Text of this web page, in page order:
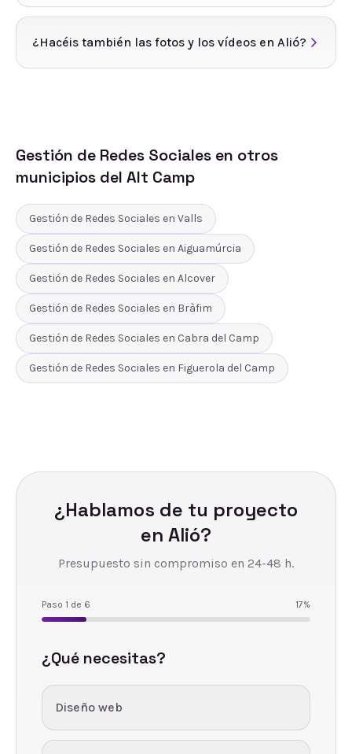
¿Hacéis también las fotos y los vídeos en Alió?
Gestión de Redes Sociales en otros
municipios del Alt Camp
Gestión de Redes Sociales en Valls
Gestión de Redes Sociales en Aiguamúrcia
Gestión de Redes Sociales en Alcover
Gestión de Redes Sociales en Bràfim
Gestión de Redes Sociales en Cabra del Camp
Gestión de Redes Sociales en Figuerola del Camp
¿Hablamos de tu proyecto
en Alió?
Presupuesto sin compromiso en 24-48 h.
Paso 1 de 6 17%
¿Qué necesitas?
Diseño web